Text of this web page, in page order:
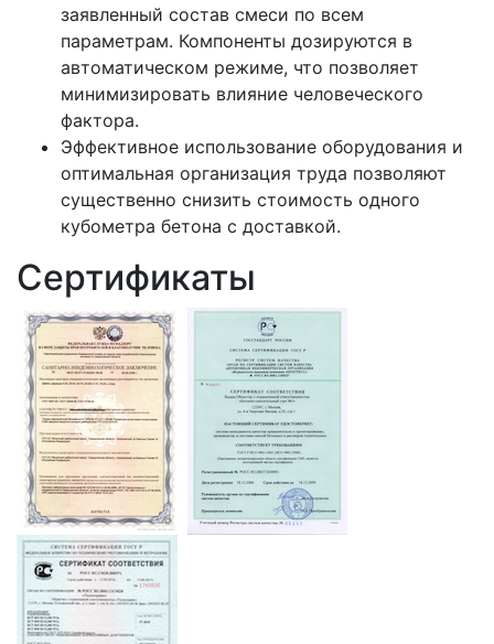
заявленный состав смеси по всем
параметрам. Компоненты дозируются в
автоматическом режиме, что позволяет
минимизировать влияние человеческого
фактора.
Эффективное использование оборудования и
оптимальная организация труда позволяют
существенно снизить стоимость одного
кубометра бетона с доставкой.
Сертификаты